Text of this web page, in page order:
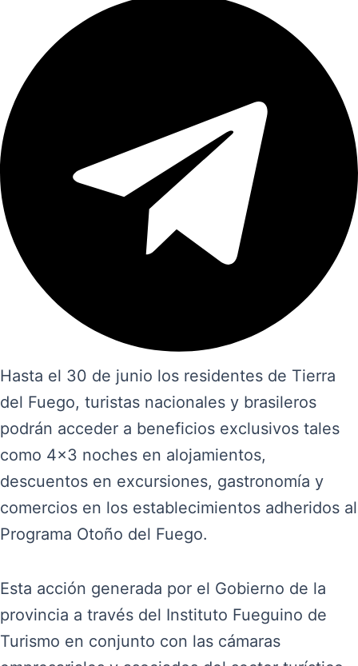
Hasta el 30 de junio los residentes de Tierra
del Fuego, turistas nacionales y brasileros
podrán acceder a beneficios exclusivos tales
como 4×3 noches en alojamientos,
descuentos en excursiones, gastronomía y
comercios en los establecimientos adheridos al
Programa Otoño del Fuego.
Esta acción generada por el Gobierno de la
provincia a través del Instituto Fueguino de
Turismo en conjunto con las cámaras